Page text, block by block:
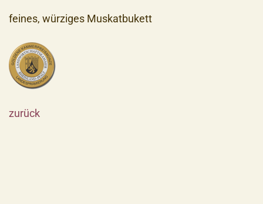
feines, würziges Muskatbukett
zurück